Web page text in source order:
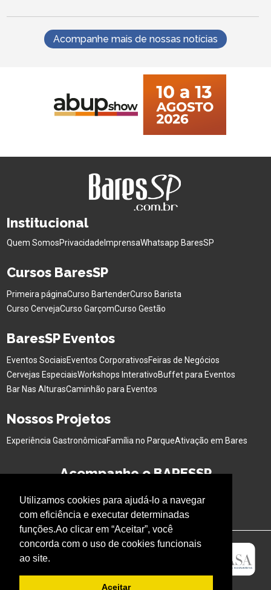
Utilizamos cookies para ajudá-lo a navegar
com eficiência e executar determinadas
funções.Ao clicar em “Aceitar”, você
concorda com o uso de cookies funcionais
ao site.
Aceitar
Acompanhe mais de nossas notícias
Institucional
Quem SomosPrivacidade ImprensaWhatsapp BaresSP
Cursos BaresSP
Primeira páginaCurso BartenderCurso Barista
Curso CervejaCurso GarçomCurso Gestão
BaresSP Eventos
Eventos SociaisEventos CorporativosFeiras de Negócios
Cervejas EspeciaisWorkshops InterativoBuffet para Eventos
Bar Nas AlturasCaminhão para Eventos
Nossos Projetos
Experiência GastronômicaFamília no ParqueAtivação em Bares
Acompanhe o BARESSP